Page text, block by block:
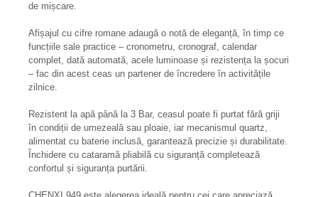
de mișcare.
Afișajul cu cifre romane adaugă o notă de eleganță, în timp ce
funcțiile sale practice – cronometru, cronograf, calendar
complet, dată automată, acele luminoase și rezistența la șocuri
– fac din acest ceas un partener de încredere în activitățile
zilnice.
Rezistent la apă până la 3 Bar, ceasul poate fi purtat fără griji
în condiții de umezeală sau ploaie, iar mecanismul quartz,
alimentat cu baterie inclusă, garantează precizie și durabilitate.
Închidere cu cataramă pliabilă cu siguranță completează
confortul și siguranța purtării.